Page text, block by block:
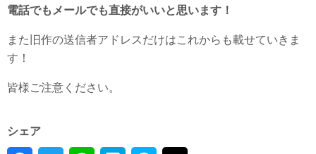
電話でもメールでも直接がいいと思います！
また旧作の送信者アドレスだけはこれからも載せていきま
す！
皆様ご注意ください。
シェア